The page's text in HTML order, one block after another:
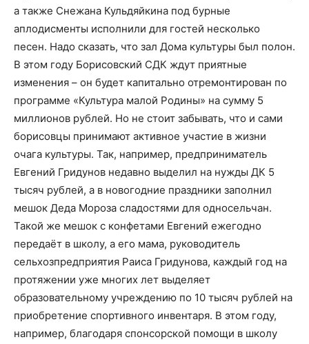
а также Снежана Кульдяйкина под бурные
аплодисменты исполнили для гостей несколько
песен. Надо сказать, что зал Дома культуры был полон.
В этом году Борисовский СДК ждут приятные
изменения – он будет капитально отремонтирован по
программе «Культура малой Родины» на сумму 5
миллионов рублей. Но не стоит забывать, что и сами
борисовцы принимают активное участие в жизни
очага культуры. Так, например, предприниматель
Евгений Гридунов недавно выделил на нужды ДК 5
тысяч рублей, а в новогодние праздники заполнил
мешок Деда Мороза сладостями для односельчан.
Такой же мешок с конфетами Евгений ежегодно
передаёт в школу, а его мама, руководитель
сельхозпредприятия Раиса Гридунова, каждый год на
протяжении уже многих лет выделяет
образовательному учреждению по 10 тысяч рублей на
приобретение спортивного инвентаря. В этом году,
например, благодаря спонсорской помощи в школу